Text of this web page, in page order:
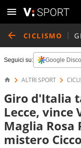
CICLISMO
Seguici su: Google
ALTRI SPORT
Giro d'Italia
Lecce, vince
Maglia Rosa
mistero